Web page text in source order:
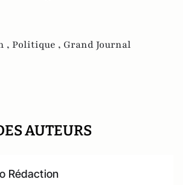
, Politique , Grand Journal
AUTEURS
Rédaction